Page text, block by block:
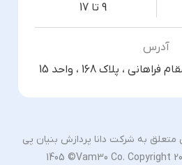
9 تا 17
آدرس
، پلاک 168 ، واحد 15
به شرکت دانا پردازش بنیان پی
1405 ©Vam30 Co. Copyright